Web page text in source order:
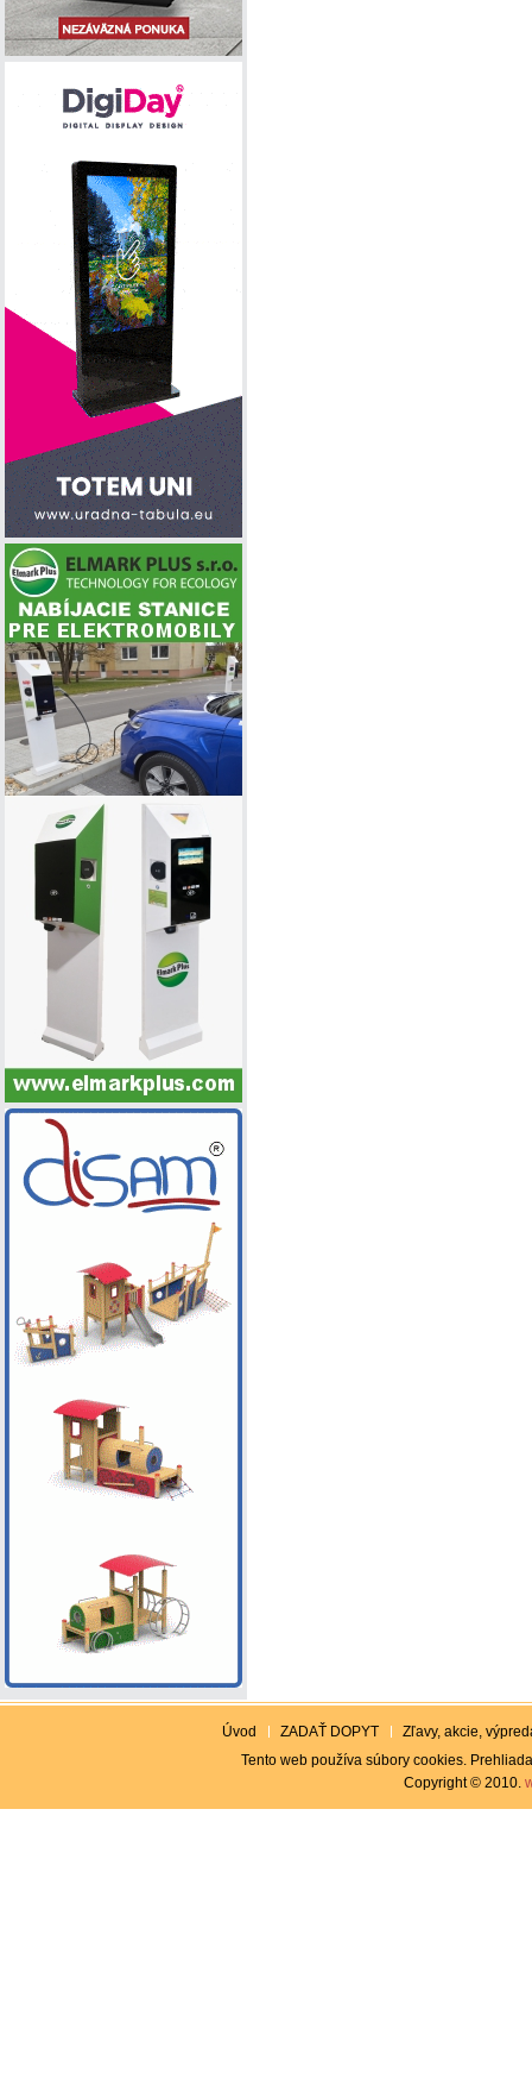
Úvod ZADAŤ DOPYT
Zľavy, akcie,
Tento web používa súbory cookies.
Copyright © 2010.